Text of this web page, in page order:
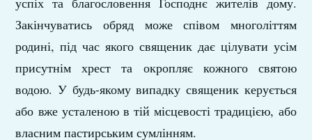
Закінчуватись обряд може співом многоліттям
родині, під час якого священик дає цілувати усім
присутнім хрест та окропляє кожного святою
водою. У будь-якому випадку священик керується
або вже усталеною в тій місцевості традицією, або
власним пастирським сумлінням.